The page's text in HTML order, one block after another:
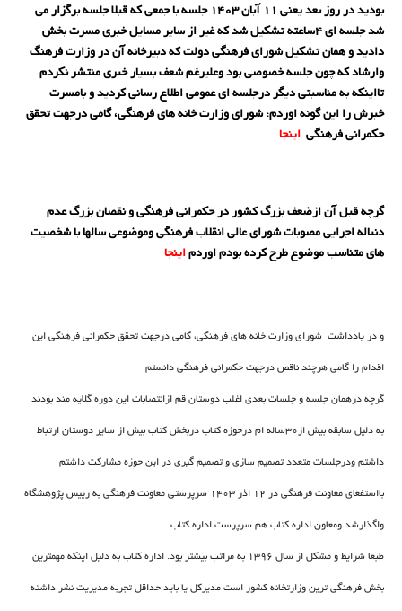
بودید در روز بعد یعنی 11 آبان 1403 جلسه با جمعی که قبلا جلسه برگزار می
شد جلسه ای 4ساعته تشکیل شد که غیر از سایر مسایل خبری مسرت بخش
دادید و همان تشکیل شورای فرهنگی دولت که دبیرخانه آن در وزارت فرهنگ
وارشاد که چون جلسه خصوصی بود وعلیرغم شعف بسیار خبری منتشر نکردم
تااینکه به مناسبتی دیگر درجلسه ای عمومی اطلاع رسانی کردید و بامسرت
خبرش را این گونه اوردم: شورای وزارت خانه های فرهنگی، گامی درجهت تحقق
حکمرانی فرهنگی اینجا
گرچه قبل آن ازضعف بزرگ کشور در حکمرانی فرهنگی و نقصان بزرگ عدم
دنباله اجرایی مصوبات شورای عالی انقلاب فرهنگی وموضوعی سالها با شخصیت
های متناسب موضوع طرح کرده بودم اوردم اینجا
و در یادداشت شورای وزارت خانه های فرهنگی، گامی درجهت تحقق حکمرانی فرهنگی این
اقدام را گامی هرچند ناقص درجهت حکمرانی فرهنگی دانستم
گرچه درهمان جلسه و جلسات بعدی اغلب دوستان قم ازانتصابات این دوره گلایه مند بودند
به دلیل سابقه بیش از30ساله ام درحوزه کتاب دربخش کتاب بیش از سایر دوستان ارتباط
داشتم ودرجلسات متعدد تصمیم سازی و تصمیم گیری در این حوزه مشارکت داشتم
بااستفعای معاونت فرهنگی در 12 اذر 1403 سرپرستی معاونت فرهنگی به رییس پژوهشگاه
واگذارشد ومعاون اداره کتاب هم سرپرست اداره کتاب
طبعا شرایط و مشکل از سال 1396 به مراتب بیشتر بود. اداره کتاب به دلیل اینکه مهمترین
بخش فرهنگی ترین وزارتخانه کشور است مدیرکل یا باید حداقل تجربه مدیریت نشر داشته